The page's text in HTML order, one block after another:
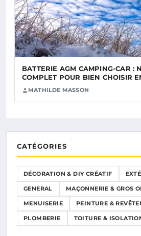
BATTERIE AGM CAMPING-CAR :
COMPLET POUR BIEN CHOISIR
MATHILDE MASSON
CATÉGORIES
DÉCORATION & DIY CRÉATIF
GENERAL MAÇONNERIE & GROS
MENUISERIE PEINTURE &
PLOMBERIE TOITURE &